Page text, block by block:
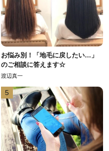
お悩み別！「地毛に戻したい…」
のご相談に答えます☆
渡辺真一
5